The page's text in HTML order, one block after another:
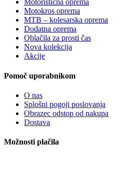
Motoristična oprema
Motokros oprema
MTB – kolesarska oprema
Dodatna oprema
Oblačila za prosti čas
Nova kolekcija
Akcije
Pomoč uporabnikom
O nas
Splošni pogoji poslovanja
Obrazec odstop od nakupa
Dostava
Možnosti plačila